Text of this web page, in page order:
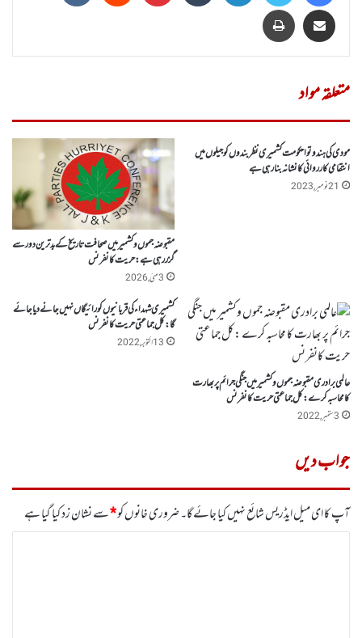
Share via Email پرنٹ
متعلقہ مواد
مودی کی ہندوتوا حکومت کشمیری نظربندوں کو جیلوں میں
انتقامی کارروائی کا نشانہ بنارہی ہے
21 نومبر, 2023
مقبوضہ جموں وکشمیر میں صحافت تاریخ کے بدترین دور سے
گزر رہی ہے: حریت کانفرنس
3 مئی, 2026
عالمی برادری مقبوضہ جموں وکشمیر میں جنگی جرائم پر بھارت
کا محاسبہ کرے :کل جماعتی حریت کانفرنس
3 ستمبر, 2022
کشمیری شہداء کی قربانیوں کو رائیگاں نہیں جانے دیا جائے
گا:کل جماعتی حریت کانفرنس
13 اکتوبر, 2022
جواب دیں
آپ کا ای میل ایڈریس شائع نہیں کیا جائے گا۔ضروری خانوں کو*سے نشان زد کیا گیا ہے